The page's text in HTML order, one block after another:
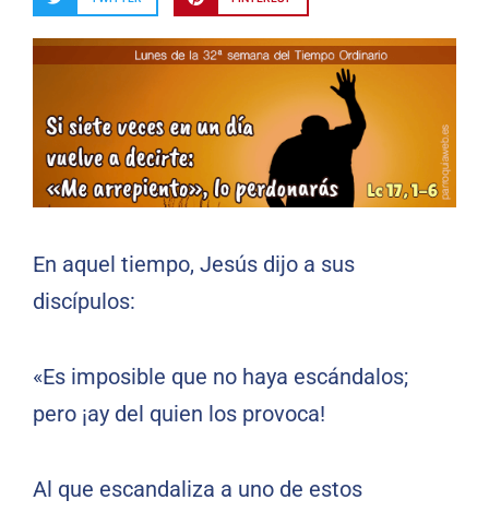
En aquel tiempo, Jesús dijo a sus
discípulos:
«Es imposible que no haya escándalos;
pero ¡ay del quien los provoca!
Al que escandaliza a uno de estos